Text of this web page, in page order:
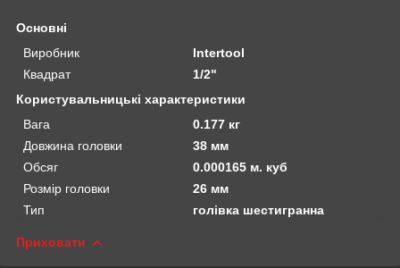
Основні
Виробник
Intertool
Квадрат
1/2"
Користувальницькі характеристики
Вага
0.177 кг
Довжина головки
38 мм
Обсяг
0.000165 м. куб
Розмір головки
26 мм
Тип
голівка шестигранна
Приховати